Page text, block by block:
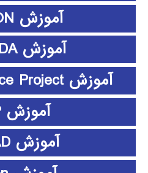
آموزش LUMION
آموزش MAXQDA
آموزش Microsoft Office Project
آموزش PHP
آموزش PSCAD